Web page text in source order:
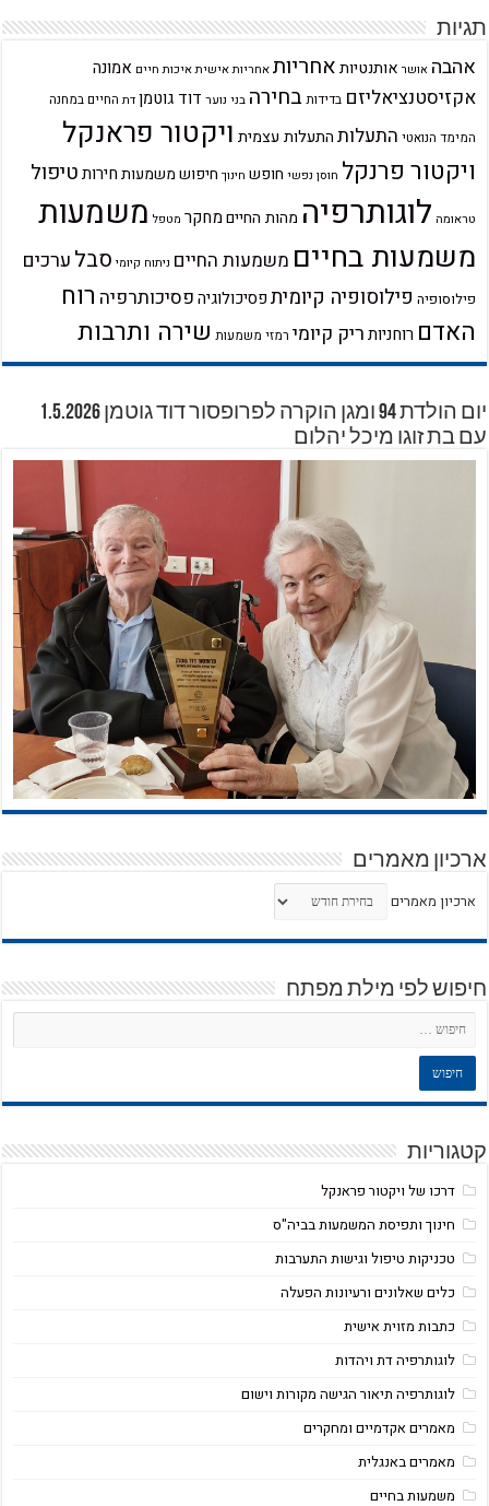
תגיות
אהבה אושר אותנטיותאחריותאחריות אישיתאיכות חיים אמונה
אקזיסטנציאליזם בדידותבחירה בני נוער דוד גוטמן דת החיים במחנה
המימד הנואטי התעלותהתעלות עצמית ויקטור פראנקל
ויקטור פרנקל חוסן נפשי חופש חינוך חיפוש משמעותחירותטיפול
טראומה לוגותרפיה מהות החייםמחקר מטפל משמעות
משמעות בחיים משמעות החיים ניתוח קיומי סבלערכים
פילוסופיה פילוסופיה קיומיתפסיכולוגיהפסיכותרפיה רוח
האדם רוחניותריק קיומי רמזי משמעות שירה ותרבות
יום הולדת 94 ומגן הוקרה לפרופסור דוד גוטמן 1.5.2026
עם בת זוגו מיכל יהלום
ארכיון מאמרים
ארכיון מאמרים
חיפוש לפי מילת מפתח
קטגוריות
דרכו של ויקטור פראנקל
חינוך ותפיסת המשמעות בביה"ס
טכניקות טיפול וגישות התערבות
כלים שאלונים ורעיונות הפעלה
כתבות מזוית אישית
לוגותרפיה דת ויהדות
לוגותרפיה תיאור הגישה מקורות וישום
מאמרים אקדמיים ומחקרים
מאמרים באנגלית
משמעות בחיים